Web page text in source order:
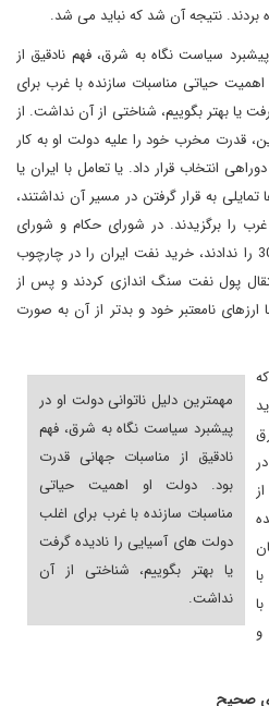
بردند. نتیجه آن شد که نباید می شد.
سیاست نگاه به شرق، فهم نادقیق از
حیاتی مناسبات سازنده با غرب برای
یا بهتر بگوییم، شناختی از آن نداشت. از
قدرت مخرب خود را علیه دولت او به کار
انتخاب قرار داد. یا تعامل با ایران یا
به قرار گرفتن در مسیر آن نداشتند،
را برگزیدند. در شورای حکام و شورای
امنیت علیه ایران رای دادند، اس-300 را ندادند، خرید نفت ایران را در چارچوب
پول نفت سنگ اندازی کردند و پس از
نامعتبر خود و بدتر از آن به صورت
مهمترین دلیل ناتوانی دولت او در
پیشبرد سیاست نگاه به شرق، فهم
نادقیق از مناسبات جهانی قدرت
بود. دولت او اهمیت حیاتی
مناسبات سازنده با غرب برای اغلب
دولت های آسیایی را نادیده گرفت
یا بهتر بگوییم، شناختی از آن
نداشت.
شرق 2 باید
و